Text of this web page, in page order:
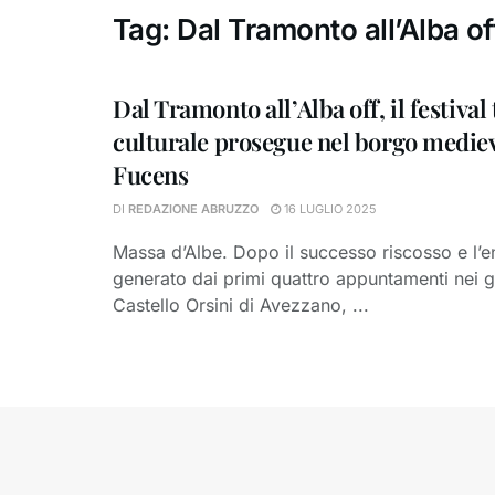
Tag: Dal Tramonto all’Alba
Dal Tramonto all’Alba off, il festival
culturale prosegue nel borgo
Fucens
DI REDAZIONE ABRUZZO 16 LUGLIO 2025
Massa d’Albe. Dopo il successo riscosso e
generato dai primi quattro appuntamenti nei
Castello Orsini di Avezzano, ...